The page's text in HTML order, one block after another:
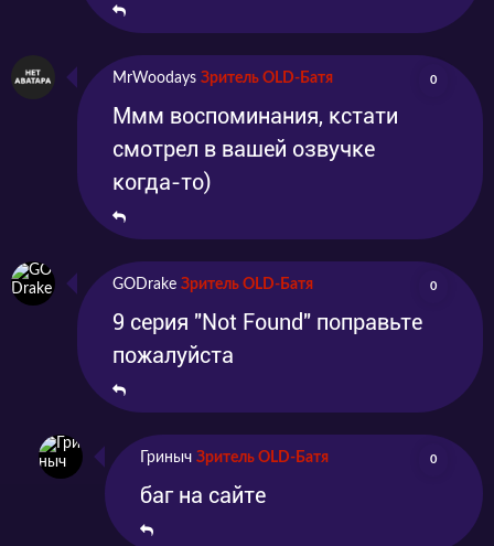
MrWoodays Зритель OLD-Батя 0
Ммм воспоминания, кстати
смотрел в вашей озвучке
когда-то)
GODrake Зритель OLD-Батя 0
9 серия "Not Found" поправьте
пожалуйста
Гриныч Зритель OLD-Батя 0
баг на сайте